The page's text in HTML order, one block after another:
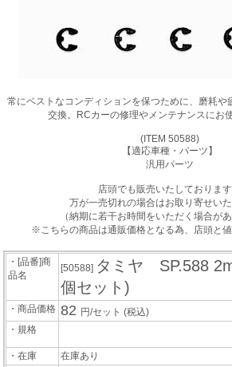
常にベストなコンディションを保つために、磨耗や
交換。RCカーの修理やメンテナンスにお
(ITEM 50588)
【適応車種・パーツ】
汎用パーツ
店頭でも販売いたしております
万が一売切れの場合はお取り寄せいた
（納期に若干お時間をいただく場合があ
※こちらの商品は通販価格となる為、店頭と値
・[品番]商
品名
[50588] タミヤ SP.588
個セット)
・商品価格 82 円/セット(税込)
・規格
・在庫
在庫あり